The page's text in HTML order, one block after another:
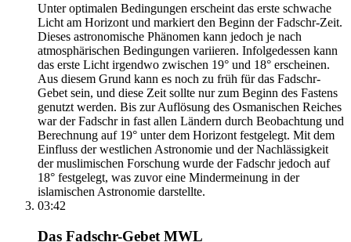
Unter optimalen Bedingungen erscheint das erste schwache
Licht am Horizont und markiert den Beginn der Fadschr-Zeit.
Dieses astronomische Phänomen kann jedoch je nach
atmosphärischen Bedingungen variieren. Infolgedessen kann
das erste Licht irgendwo zwischen 19° und 18° erscheinen.
Aus diesem Grund kann es noch zu früh für das Fadschr-
Gebet sein, und diese Zeit sollte nur zum Beginn des Fastens
genutzt werden. Bis zur Auflösung des Osmanischen Reiches
war der Fadschr in fast allen Ländern durch Beobachtung und
Berechnung auf 19° unter dem Horizont festgelegt. Mit dem
Einfluss der westlichen Astronomie und der Nachlässigkeit
der muslimischen Forschung wurde der Fadschr jedoch auf
18° festgelegt, was zuvor eine Mindermeinung in der
islamischen Astronomie darstellte.
03:42
Das Fadschr-Gebet MWL